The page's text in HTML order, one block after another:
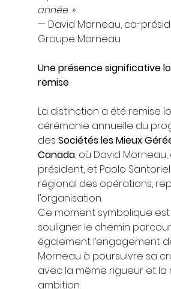
année. »
— David Morneau, co-
Groupe Morneau
Une présence significative
remise
La distinction a été remise
cérémonie annuelle du
des Sociétés les Mieux
Canada, où David
président, et Paolo
régional des opérations,
l’organisation.
Ce moment symbolique
souligner le chemin
également l’engagement
Morneau à poursuivre sa
avec la même rigueur et la
ambition.